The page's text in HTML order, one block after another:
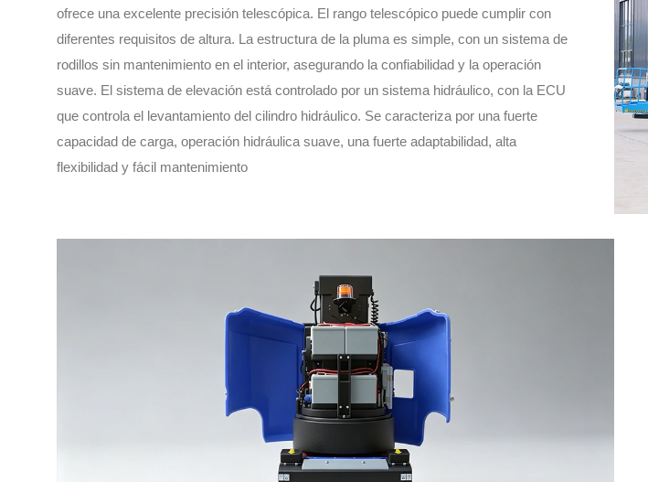
ofrece una excelente precisión telescópica. El rango telescópico puede cumplir con
diferentes requisitos de altura. La estructura de la pluma es simple, con un sistema de
rodillos sin mantenimiento en el interior, asegurando la confiabilidad y la operación
suave. El sistema de elevación está controlado por un sistema hidráulico, con la ECU
que controla el levantamiento del cilindro hidráulico. Se caracteriza por una fuerte
capacidad de carga, operación hidráulica suave, una fuerte adaptabilidad, alta
flexibilidad y fácil mantenimiento